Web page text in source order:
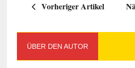
Vorheriger Artikel
ÜBER DEN AUTOR